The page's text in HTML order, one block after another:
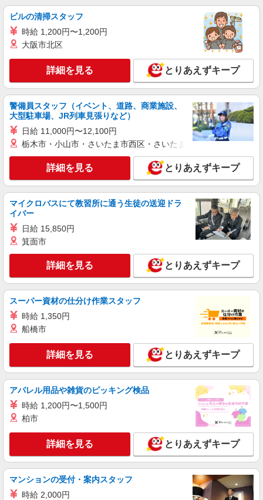
ビルの清掃スタッフ
時給 1,200円〜1,200円
大阪市北区
詳細を見る とりあえずキープ
警備員スタッフ（イベント、道路、商業施設、
大型駐車場、JR列車見張りなど）
日給 11,000円〜12,100円
栃木市・小山市・さいたま市西区・さいたま市岩槻区・久喜市・
詳細を見る とりあえずキープ
マイクロバスにて教習所に通う生徒の送迎ドラ
イバー
日給 15,850円
箕面市
詳細を見る とりあえずキープ
スーパー資材の仕分け作業スタッフ
時給 1,350円
船橋市
詳細を見る とりあえずキープ
アパレル用品や雑貨のピッキング検品
時給 1,200円〜1,500円
柏市
詳細を見る とりあえずキープ
マンションの受付・案内スタッフ
時給 2,000円